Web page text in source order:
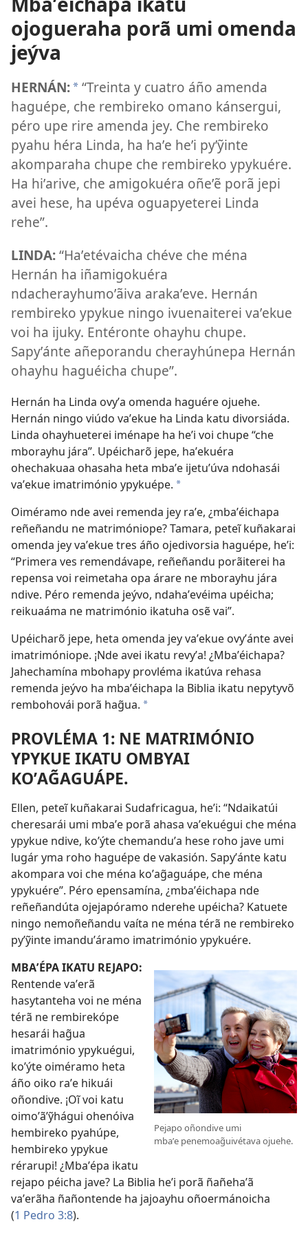
ojogueraha porã umi omenda
jeýva
HERNÁN:* “Treinta y cuatro áño amenda
haguépe, che rembireko omano kánsergui,
péro upe rire amenda jey. Che rembireko
pyahu héra Linda, ha haʼe heʼi pyʼỹinte
akomparaha chupe che rembireko ypykuére.
Ha hiʼarive, che amigokuéra oñeʼẽ porã jepi
avei hese, ha upéva oguapyeterei Linda
rehe”.
LINDA:“Haʼetévaicha chéve che ména
Hernán ha iñamigokuéra
ndacherayhumoʼãiva arakaʼeve. Hernán
rembireko ypykue ningo ivuenaiterei vaʼekue
voi ha ijuky. Entéronte ohayhu chupe.
Sapyʼánte añeporandu cherayhúnepa Hernán
ohayhu haguéicha chupe”.
Hernán ha Linda ovyʼa omenda haguére ojuehe.
Hernán ningo viúdo vaʼekue ha Linda katu divorsiáda.
Linda ohayhueterei iménape ha heʼi voi chupe “che
mborayhu jára”. Upéicharõ jepe, haʼekuéra
ohechakuaa ohasaha heta mbaʼe ijetuʼúva ndohasái
vaʼekue imatrimónio ypykuépe. *
Oiméramo nde avei remenda jey raʼe, ¿mbaʼéichapa
reñeñandu ne matrimóniope? Tamara, peteĩ kuñakarai
omenda jey vaʼekue tres áño ojedivorsia haguépe, heʼi:
“Primera ves remendávape, reñeñandu porãiterei ha
repensa voi reimetaha opa árare ne mborayhu jára
ndive. Péro remenda jeývo, ndahaʼevéima upéicha;
reikuaáma ne matrimónio ikatuha osẽ vai”.
Upéicharõ jepe, heta omenda jey vaʼekue ovyʼánte avei
imatrimóniope. ¡Nde avei ikatu revyʼa! ¿Mbaʼéichapa?
Jahechamína mbohapy provléma ikatúva rehasa
remenda jeývo ha mbaʼéichapa la Biblia ikatu nepytyvõ
rembohovái porã hag̃ua. *
PROVLÉMA 1: NE MATRIMÓNIO
YPYKUE IKATU OMBYAI
KOʼAG̃AGUÁPE.
Ellen, peteĩ kuñakarai Sudafricagua, heʼi: “Ndaikatúi
cheresarái umi mbaʼe porã ahasa vaʼekuégui che ména
ypykue ndive, koʼýte chemanduʼa hese roho jave umi
lugár yma roho haguépe de vakasión. Sapyʼánte katu
akompara voi che ména koʼag̃aguápe, che ména
ypykuére”. Péro epensamína, ¿mbaʼéichapa nde
reñeñandúta ojejapóramo nderehe upéicha? Katuete
ningo nemoñeñandu vaíta ne ména térã ne rembireko
pyʼỹinte imanduʼáramo imatrimónio ypykuére.
Pejapo oñondive umi
mbaʼe penemoag̃uivétava ojuehe.
MBAʼÉPA IKATU REJAPO:
Rentende vaʼerã
hasytanteha voi ne ména
térã ne rembirekópe
hesarái hag̃ua
imatrimónio ypykuégui,
koʼýte oiméramo heta
áño oiko raʼe hikuái
oñondive. ¡Oĩ voi katu
oimoʼãʼỹhágui ohenóiva
hembireko pyahúpe,
hembireko ypykue
rérarupi! ¿Mbaʼépa ikatu
rejapo péicha jave? La Biblia heʼi porã ñañehaʼã
vaʼerãha ñañontende ha jajoayhu oñoermánoicha
(1 Pedro 3:8).